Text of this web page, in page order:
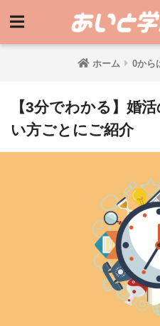
ホーム 0から
【3分でわかる】婚
い方ごとにご紹介